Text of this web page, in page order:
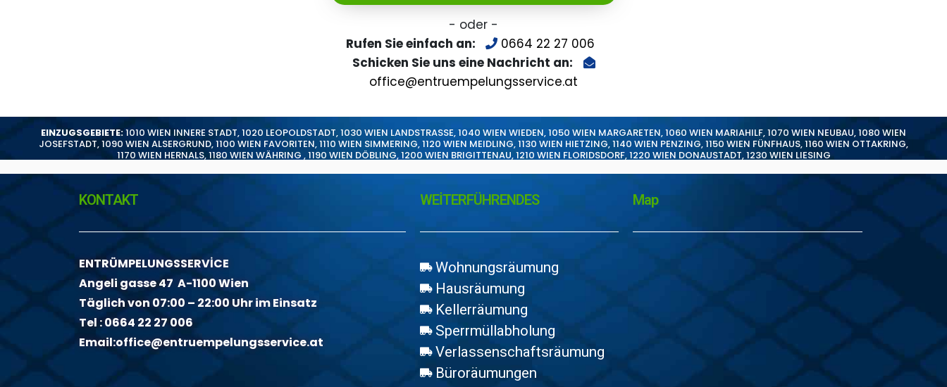
- oder -
Rufen Sie einfach an:
0664 22 27 006
Schicken Sie uns eine Nachricht an:
office@entruempelungsservice.at
EINZUGSGEBIETE:1010 WIEN INNERE STADT,1020 LEOPOLDSTADT,1030 WIEN LANDSTRASSE,1040 WIEN WIEDEN,1050 WIEN MARGARETEN,1060 WIEN MARIAHILF,1070 WIEN NEUBAU,1080 WIEN
JOSEFSTADT,1090 WIEN ALSERGRUND,1100 WIEN FAVORITEN,1110 WIEN SIMMERING,1120 WIEN MEIDLING,1130 WIEN HIETZING,1140 WIEN PENZING,1150 WIEN FÜNFHAUS,1160 WIEN OTTAKRING,
1170 WIEN HERNALS,1180 WIEN WÄHRING ,1190 WIEN DÖBLING,1200 WIEN BRIGITTENAU,1210 WIEN FLORIDSDORF,1220 WIEN DONAUSTADT,1230 WIEN LIESING
KONTAKT
ENTRÜMPELUNGSSERVİCE
Angeli gasse 47 A-1100 Wien
Täglich von 07:00 – 22:00 Uhr im Einsatz
Tel :0664 22 27 006
Email:office@entruempelungsservice.at
WEİTERFÜHRENDES
Wohnungsräumung
Hausräumung
Kellerräumung
Sperrmüllabholung
Verlassenschaftsräumung
Büroräumungen
Map